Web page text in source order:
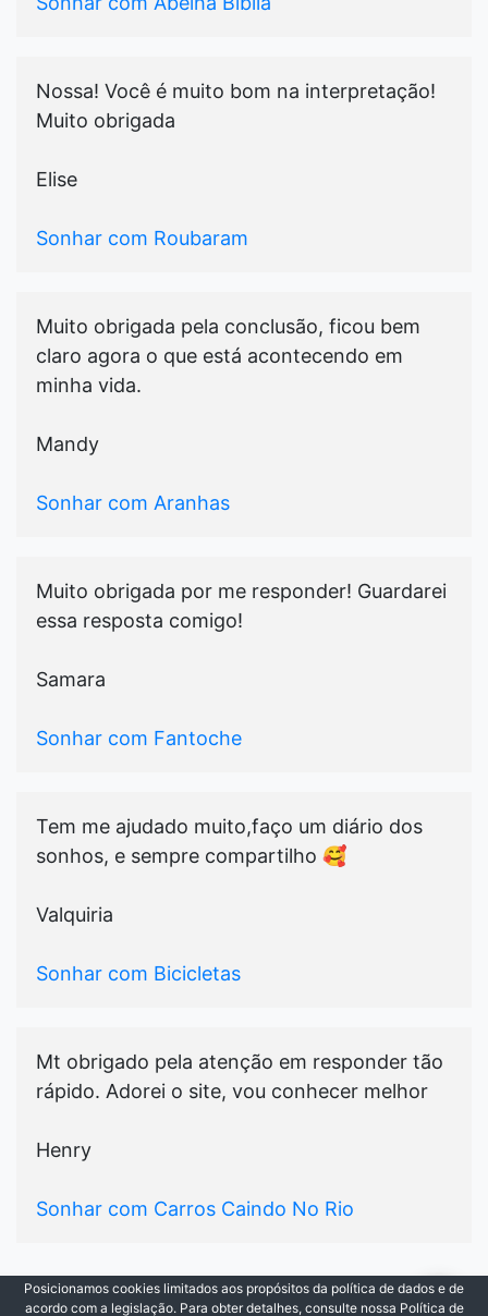
Nossa! Você é muito bom na interpretação!
Muito obrigada
Elise
Sonhar com Roubaram
Muito obrigada pela conclusão, ficou bem
claro agora o que está acontecendo em
minha vida.
Mandy
Sonhar com Aranhas
Muito obrigada por me responder! Guardarei
essa resposta comigo!
Samara
Sonhar com Fantoche
Tem me ajudado muito,faço um diário dos
sonhos, e sempre compartilho 🥰
Valquiria
Sonhar com Bicicletas
Mt obrigado pela atenção em responder tão
rápido. Adorei o site, vou conhecer melhor
Henry
Sonhar com Carros Caindo No Rio
© 2021-2026Cada Sonho|Todos os Direitos
Posicionamos cookies limitados aos propósitos da política de dados e de
acordo com a legislação. Para obter detalhes, consulte nossa Política de